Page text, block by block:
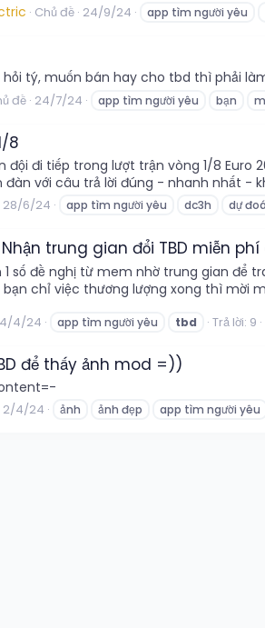
Chủ đề 24/9/24 app tìm người yêu
tý, muốn bán hay cho tbd thì phải
đề 24/7/24 app tìm người yêu bạn
8
đội đi tiếp trong lượt trận vòng 1/8 Euro
đàn với câu trả lời đúng - nhanh nhất -
28/6/24 app tìm người yêu dc3h dự
Nhận trung gian đổi TBD miễn
số đề nghị từ mem nhờ trung gian để
chỉ việc thương lượng xong thì mời
4/24 app tìm người yêu tbd Trả lời: 9
để thấy ảnh mod =))
2/4/24 ảnh ảnh đẹp app tìm người yêu